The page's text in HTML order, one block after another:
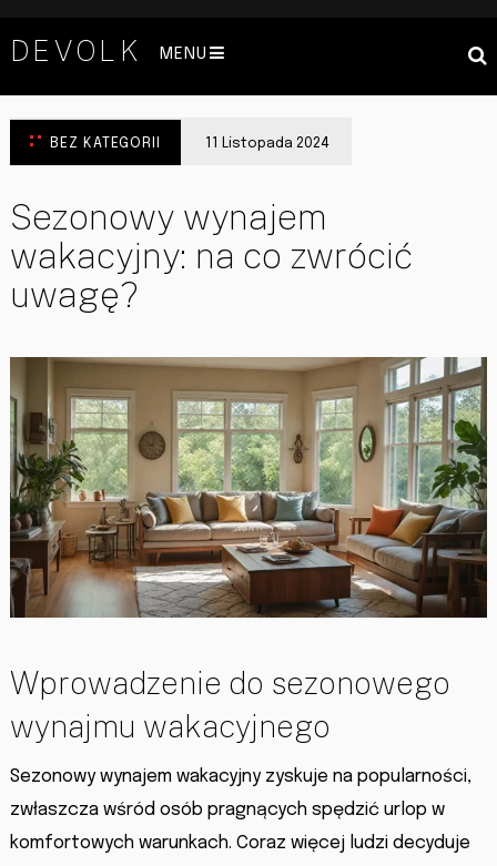
DEVOLK MENU
BEZ KATEGORII 11 Listopada 2024
Sezonowy wynajem
wakacyjny: na co zwrócić
uwagę?
Wprowadzenie do sezonowego
wynajmu wakacyjnego
Sezonowy wynajem wakacyjny zyskuje na popularności,
zwłaszcza wśród osób pragnących spędzić urlop w
komfortowych warunkach. Coraz więcej ludzi decyduje